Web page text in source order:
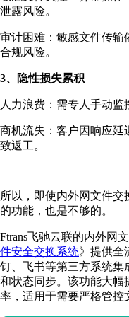
泄露风险。
审计困难：敏感文件传输
合规风险。
3、隐性损失累积
人力浪费：需专人手动监
商机流失：客户因响应延
致返工。
所以，即使内外网文件
的功能，也是不够的。
Ftrans飞驰云联的内外网
件安全交换系统》提供全
钉、飞书等第三方系统集
和状态同步。该功能大幅
率，适用于需要严格管控